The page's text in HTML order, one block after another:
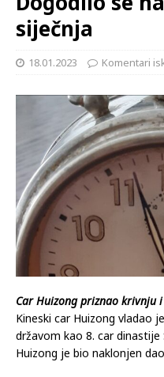
siječnja
18.01.2023 Komentari
Car Huizong priznao krivnju
Kineski car Huizong vladao
državom kao 8. car
Huizong je bio naklonjen